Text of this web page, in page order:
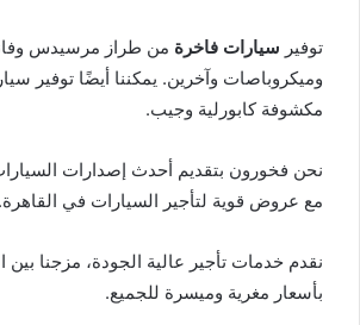
توفير سيارات فاخرة من طراز مرسيدس
وميكروباصات وآخرين. يمكننا أيضًا توفير
مكشوفة كابورلية وجيب.
نحن فخورون بتقديم أحدث إصدارات
مع عروض قوية لتأجير السيارات في القاهرة.
نقدم خدمات تأجير عالية الجودة، مزجنا بين
بأسعار مغرية وميسرة للجميع.